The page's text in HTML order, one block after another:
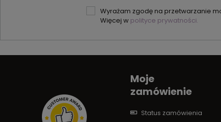
Wyrażam zgodę na przetwarzanie
Więcej w polityce prywatności.
Moje
zamówienie
Status zamówienia